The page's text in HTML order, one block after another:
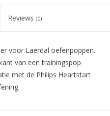
Reviews (0)
voor Laerdal oefenpoppen.
van een trainingspop
met de Philips Heartstart